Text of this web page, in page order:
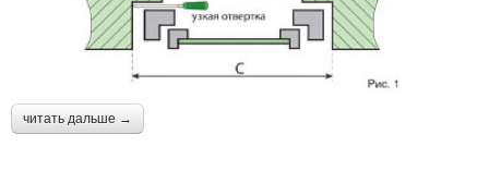
читать дальше →